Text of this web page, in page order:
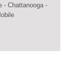
- Chattanooga -